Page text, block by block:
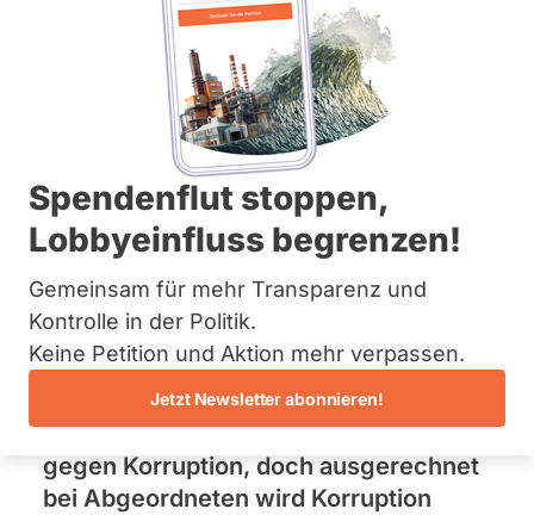
Bremen
Hamburg
Hessen
Mecklenburg-Vorpommern
Niedersachsen
Nordrhein-Westfalen
Rheinland-Pfalz
Saarland
Sachsen
Sachsen-Anhalt
Sachsen-Anhalt
Schleswig-Holstein
Thüringen
Archiv
Spenden
Spendenflut stoppen,
Lobbyeinfluss begrenzen!
Gemeinsam für mehr Transparenz und
Kontrolle in der Politik.
Keine Petition und Aktion mehr verpassen.
Jetzt Newsletter abonnieren!
Informationen.
Unsere Forderungen
Bundestag ratifiziert
UN-Konvention gegen
Korruption - nach elf
Jahren
Elf Jahre brauchte der Bundestag zur
Ratifizierung einer UN-Konvention
gegen Korruption, doch ausgerechnet
bei Abgeordneten wird Korruption